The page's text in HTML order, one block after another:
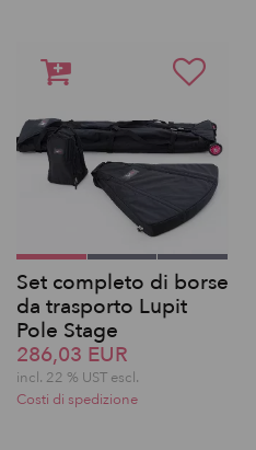
Set completo di borse
da trasporto Lupit
Pole Stage
286,03 EUR
incl. 22 % UST escl.
Costi di spedizione